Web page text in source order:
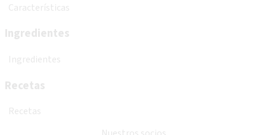
Características
Ingredientes
Ingredientes
Recetas
Recetas